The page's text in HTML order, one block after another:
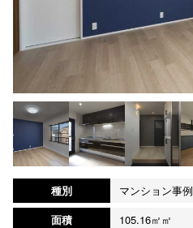
種別
マンション事例
面積
105.16㎡㎡